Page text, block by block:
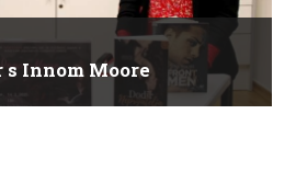
Innom Moore